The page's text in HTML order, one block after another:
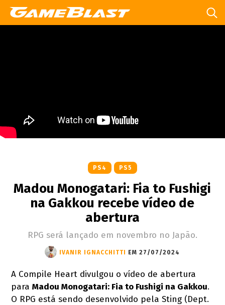
PS4 PS5
Madou Monogatari: Fia to Fushigi
na Gakkou recebe vídeo de
abertura
RPG será lançado em novembro no Japão.
IVANIR IGNACCHITTI EM 27/07/2024
A Compile Heart divulgou o vídeo de abertura
paraMadou Monogatari: Fia to Fushigi na Gakkou.
O RPG está sendo desenvolvido pela Sting (Dept.